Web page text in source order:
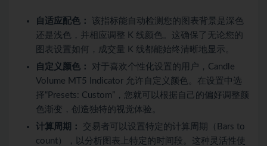
自适应配色：
该指标能自动检测您的图表背景是深色
还是浅色，并相应调整 K 线颜色。这确保了无论您的
图表设置如何，成交量 K 线都能始终清晰地显示。
自定义颜色：
对于喜欢个性化设置的用户，Candle
Volume MT5 Indicator 允许自定义颜色。在设置中选
择“Presets: Custom”，您就可以根据自己的偏好调整颜
色渐变，创造独特的视觉体验。
计算周期：
交易者可以设置特定的计算周期（Bars to
count），以分析图表上特定的时间段。这种灵活性使